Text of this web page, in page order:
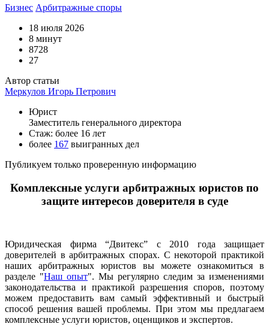
Бизнес Арбитражные споры
18 июля 2026
8 минут
8728
27
Автор статьи
Меркулов Игорь Петрович
Юрист
Заместитель генерального директора
Стаж: более 16 лет
более 167 выигранных дел
Публикуем только проверенную информацию
Комплексные услуги арбитражных юристов по
защите интересов доверителя в суде
Юридическая фирма “Двитекс” с 2010 года защищает
доверителей в арбитражных спорах. С некоторой практикой
наших арбитражных юристов вы можете ознакомиться в
разделе "Наш опыт". Мы регулярно следим за изменениями
законодательства и практикой разрешения споров, поэтому
можем предоставить вам самый эффективный и быстрый
способ решения вашей проблемы. При этом мы предлагаем
комплексные услуги юристов, оценщиков и экспертов.